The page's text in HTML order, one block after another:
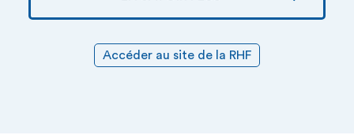
Accéder au site de la RHF